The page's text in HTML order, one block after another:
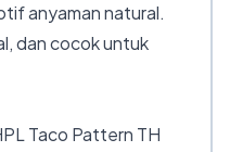
anyaman natural.
dan cocok untuk
Taco Pattern TH